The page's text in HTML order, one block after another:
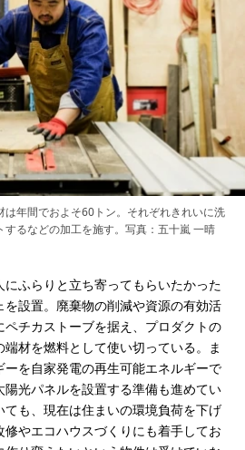
は年間でおよそ60トン。それぞれきれいに洗
るなどの加工を施す。写真：五十嵐 一晴
ふらりと立ち寄ってもらいたかった
設置。廃棄物の削減や資源の有効活
チカストーブを据え、プロダクトの
材を燃料として使い切っている。ま
を自家発電の再生可能エネルギーで
光パネルを設置する準備も進めてい
も、現在は住まいの環境負荷を下げ
やエコハウスづくりにも着手してお